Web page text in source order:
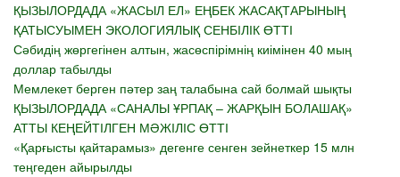
ҚЫЗЫЛОРДАДА «ЖАСЫЛ ЕЛ» ЕҢБЕК ЖАСАҚТАРЫНЫҢ
ҚАТЫСУЫМЕН ЭКОЛОГИЯЛЫҚ СЕНБІЛІК ӨТТІ
Сәбидің жөргегінен алтын, жасөспірімнің киімінен 40 мың
доллар табылды
Мемлекет берген пәтер заң талабына сай болмай шықты
ҚЫЗЫЛОРДАДА «САНАЛЫ ҰРПАҚ – ЖАРҚЫН БОЛАШАҚ»
АТТЫ КЕҢЕЙТІЛГЕН МӘЖІЛІС ӨТТІ
«Қарғысты қайтарамыз» дегенге сенген зейнеткер 15 млн
теңгеден айырылды